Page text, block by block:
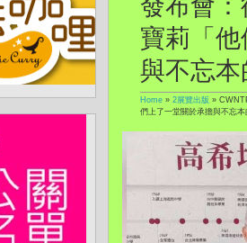
發布會：
寶莉「
與不忘本
Home » 2展覽出版 »
們上了一堂關於承擔與不忘